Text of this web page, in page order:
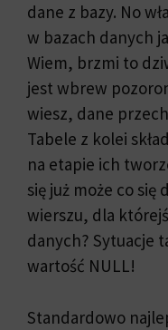
dane z bazy. No
w bazach danych
Wiem, brzmi to
jest wbrew
wiesz, dane
Tabele z kolei
na etapie ich
się już może co się
wierszu, dla
danych? Sytuacje
wartość NULL!
Standardowo